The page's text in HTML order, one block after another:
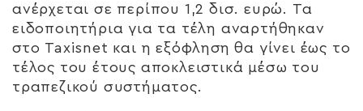
ανέρχεται σε περίπου 1,2 δισ. ευρώ. Τα
ειδοποιητήρια για τα τέλη αναρτήθηκαν
στο Taxisnet και η εξόφληση θα γίνει έως το
τέλος του έτους αποκλειστικά μέσω του
τραπεζικού συστήματος.